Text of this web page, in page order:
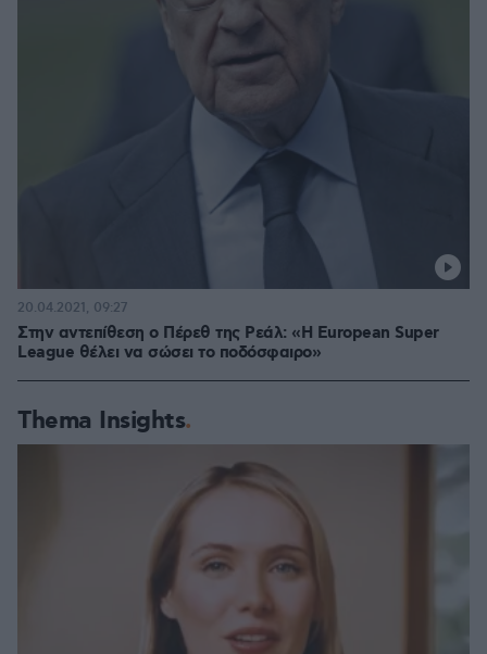
Στην αντεπίθεση ο Πέρεθ της Ρεάλ: «H European Super
League θέλει να σώσει το ποδόσφαιρο»
20.04.2021, 09:27
Thema Insights